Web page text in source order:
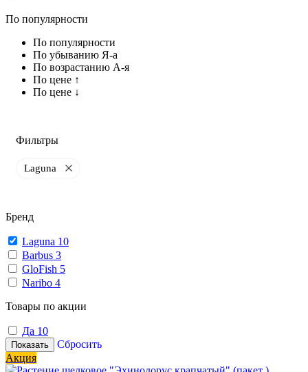
По популярности
По популярности
По убыванию Я-а
По возрастанию А-я
По цене ↑
По цене ↓
Фильтры
Laguna
Бренд
Laguna 10
Barbus 3
GloFish 5
Naribo 4
Товары по акции
Да 10
Показать
Сбросить
Акция